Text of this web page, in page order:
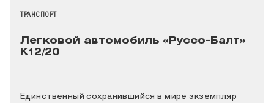
НАЗВАНИЕ КОЛЛЕКЦИИ
ТРАНСПОРТ
Легковой автомобиль «Руссо-Балт»
К12/20
Единственный сохранившийся в мире экземпляр